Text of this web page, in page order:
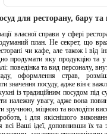
для ресторану, бару та
власної справи у сфері
план. Не секрет, що
чи кафе, але також і від
продумати яку продукцію та
поведінка та вид персоналу,
оформлення страв,
значення посуду, адже він є
із традиційним посудом під
належну увагу, адже вона
зручною, міцною та володіти
і для якіснішого
всі Ваші ідеї, доповнивши їх